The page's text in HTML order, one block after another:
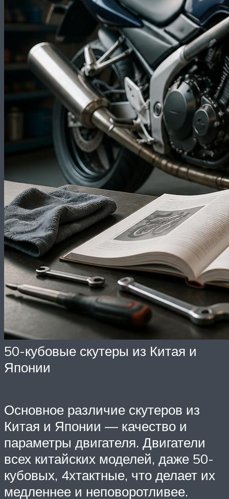
50-кубовые скутеры из Китая и
Японии
Основное различие скутеров из
Китая и Японии — качество и
параметры двигателя. Двигатели
всех китайских моделей, даже 50-
кубовых, 4хтактные, что делает их
медленнее и неповоротливее.